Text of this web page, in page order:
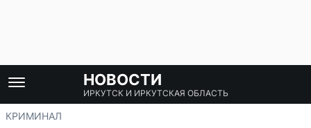
НОВОСТИ
ИРКУТСК И ИРКУТСКАЯ ОБЛАСТЬ
КРИМИНАЛ